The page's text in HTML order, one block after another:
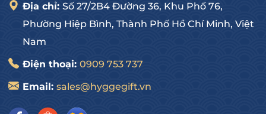
Địa chỉ: Số 27/2B4 Đường 36, Khu Phố 76,
Phường Hiệp Bình, Thành Phố Hồ Chí Minh, Việt
Nam
Điện thoại: 0909 753 737
Email: sales@hyggegift.vn